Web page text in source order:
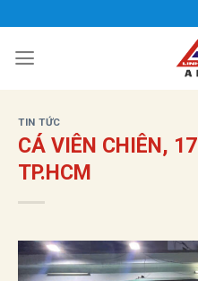
qua
nội
TIN TỨC
CÁ VIÊN CHIÊN,
TP.HCM